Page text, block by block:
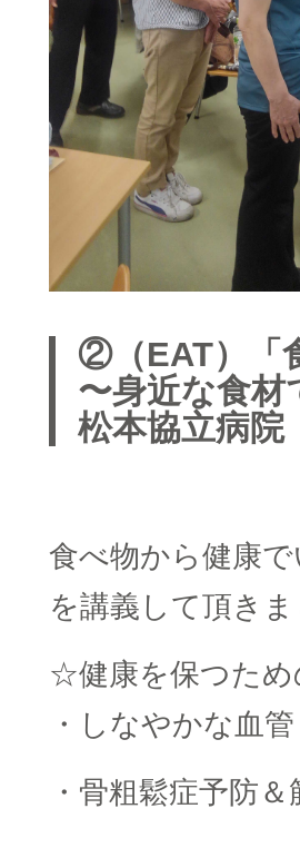
②（EAT）「
〜身近な食材
松本協立病
食べ物から健康
を講義して頂きま
☆健康を保つため
・しなやかな血管
・骨粗鬆症予防